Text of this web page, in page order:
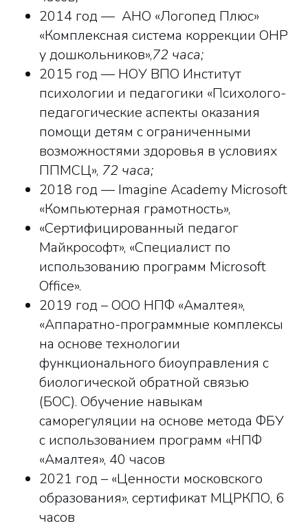
2014 год — АНО «Логопед Плюс»
«Комплексная система коррекции ОНР
у дошкольников»,72 часа;
2015 год — НОУ ВПО Институт
психологии и педагогики «Психолого-
педагогические аспекты оказания
помощи детям с ограниченными
возможностями здоровья в условиях
ППМСЦ», 72 часа;
2018 год — Imagine Academy Microsoft
«Компьютерная грамотность»,
«Сертифицированный педагог
Майкрософт», «Специалист по
использованию программ Microsoft
Office».
2019 год – ООО НПФ «Амалтея»,
«Аппаратно-программные комплексы
на основе технологии
функционального биоуправления с
биологической обратной связью
(БОС). Обучение навыкам
саморегуляции на основе метода ФБУ
с использованием программ «НПФ
«Амалтея», 40 часов
2021 год – «Ценности московского
образования», сертификат МЦРКПО, 6
часов